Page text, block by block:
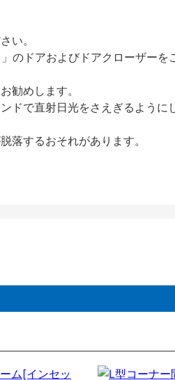
い。
のドアおよびドアクローザーを
勧めします。
で直射日光をさえぎるように
するおそれがあります。